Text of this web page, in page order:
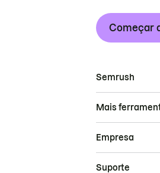
Começar
Semrush
Mais
Empresa
Suporte